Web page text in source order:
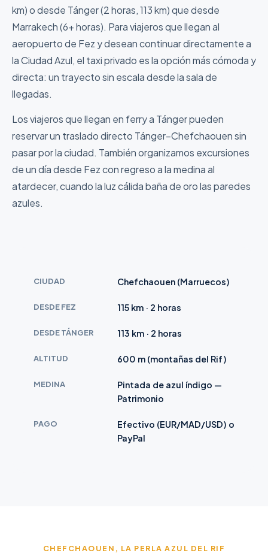
km) o desde Tánger (2 horas, 113 km) que desde
Marrakech (6+ horas). Para viajeros que llegan al
aeropuerto de Fez y desean continuar directamente a
la Ciudad Azul, el taxi privado es la opción más cómoda y
directa: un trayecto sin escala desde la sala de
llegadas.
Los viajeros que llegan en ferry a Tánger pueden
reservar un traslado directo Tánger–Chefchaouen sin
pasar por la ciudad. También organizamos excursiones
de un día desde Fez con regreso a la medina al
atardecer, cuando la luz cálida baña de oro las paredes
azules.
CIUDAD Chefchaouen (Marruecos)
DESDE FEZ 115 km · 2 horas
DESDE TÁNGER 113 km · 2 horas
ALTITUD 600 m (montañas del Rif)
MEDINA
Pintada de azul índigo —
Patrimonio
PAGO
Efectivo (EUR/MAD/USD) o
PayPal
CHEFCHAOUEN, LA PERLA AZUL DEL RIF